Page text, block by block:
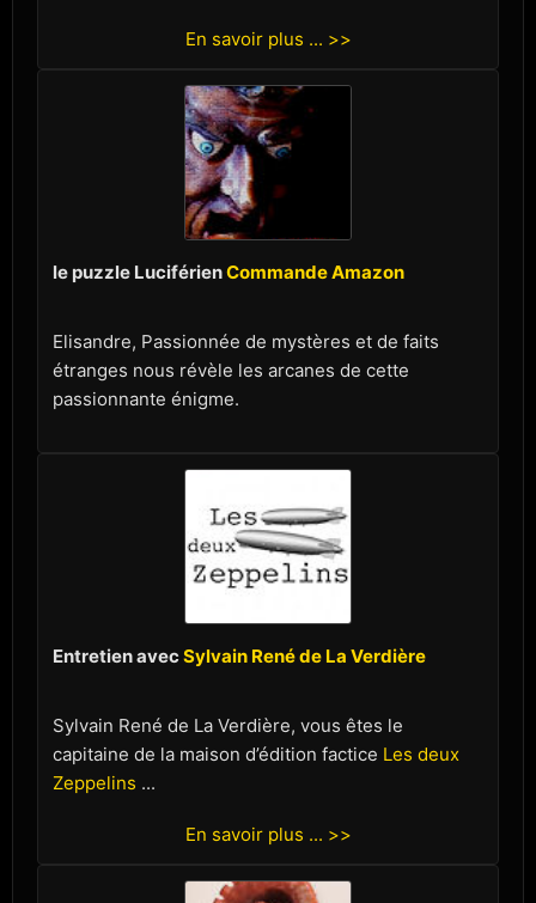
En savoir plus ... >>
le puzzle LuciférienCommande Amazon
Elisandre, Passionnée de mystères et de faits
étranges nous révèle les arcanes de cette
passionnante énigme.
Entretien avecSylvain René de La Verdière
Sylvain René de La Verdière, vous êtes le
capitaine de la maison d’édition factice Les deux
Zeppelins ...
En savoir plus ... >>